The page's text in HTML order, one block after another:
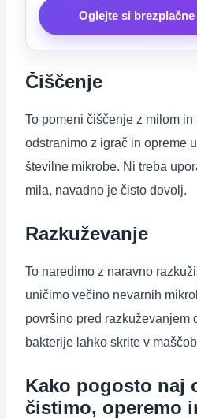
Oglejte si
Čiščenje
To pomeni čiščenje z milom
odstranimo z igrač in opreme
številne mikrobe. Ni treba
mila, navadno je čisto dovolj.
Razkuževanje
To naredimo z naravno
uničimo večino nevarnih
površino pred razkuževanjem
bakterije lahko skrite v
Kako pogosto naj
čistimo, operemo